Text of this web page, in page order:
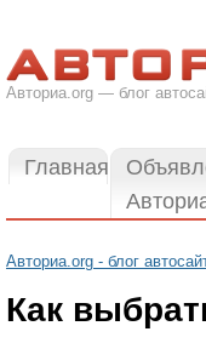
Авториа.org — блог
Главная
Авториа.org - блог
Как